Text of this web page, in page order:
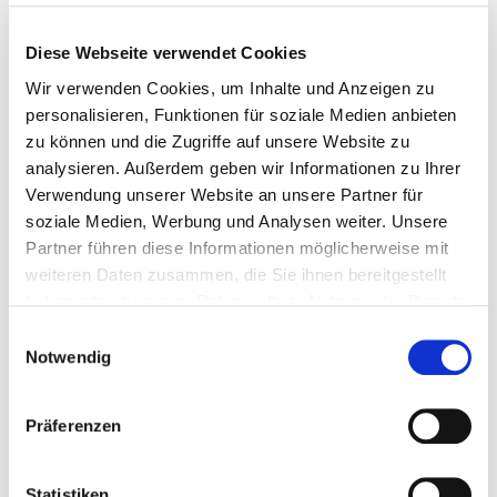
Diese Webseite verwendet Cookies
Wir verwenden Cookies, um Inhalte und Anzeigen zu
personalisieren, Funktionen für soziale Medien anbieten
zu können und die Zugriffe auf unsere Website zu
analysieren. Außerdem geben wir Informationen zu Ihrer
Verwendung unserer Website an unsere Partner für
soziale Medien, Werbung und Analysen weiter. Unsere
Partner führen diese Informationen möglicherweise mit
weiteren Daten zusammen, die Sie ihnen bereitgestellt
Notwendig
Präferenzen
kostenlos.
Wöchentliche Reinigung
inklusive. Handtücher
und Bettwäsche werden von uns gestellt
und wöchentlich gewechselt.
Die Preise variieren je nach
Langzeitgäste sind herzlich willkommen.
Angebot.